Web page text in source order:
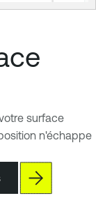
surface
n'échappe